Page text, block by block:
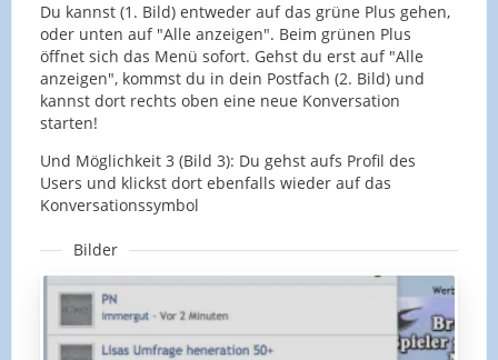
Du kannst (1. Bild) entweder auf das grüne Plus gehen,
oder unten auf "Alle anzeigen". Beim grünen Plus
öffnet sich das Menü sofort. Gehst du erst auf "Alle
anzeigen", kommst du in dein Postfach (2. Bild) und
kannst dort rechts oben eine neue Konversation
starten!
Und Möglichkeit 3 (Bild 3): Du gehst aufs Profil des
Users und klickst dort ebenfalls wieder auf das
Konversationssymbol
Bilder